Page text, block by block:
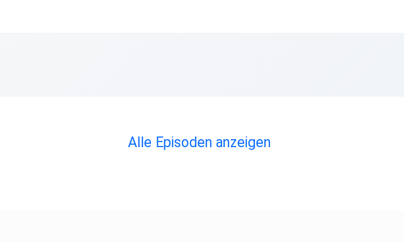
Alle Episoden anzeigen